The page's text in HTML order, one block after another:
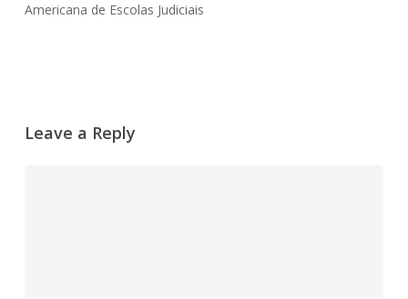
Americana de Escolas Judiciais
Leave a Reply